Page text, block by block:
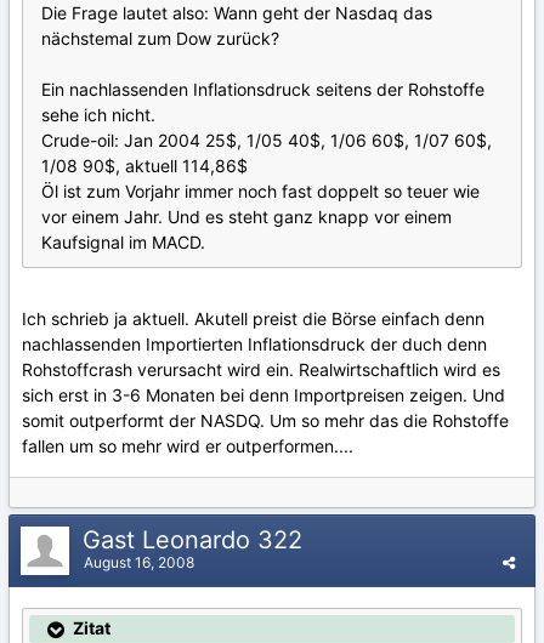
Die Frage lautet also: Wann geht der Nasdaq das
nächstemal zum Dow zurück?
Ein nachlassenden Inflationsdruck seitens der Rohstoffe
sehe ich nicht.
Crude-oil: Jan 2004 25$, 1/05 40$, 1/06 60$, 1/07 60$,
1/08 90$, aktuell 114,86$
Öl ist zum Vorjahr immer noch fast doppelt so teuer wie
vor einem Jahr. Und es steht ganz knapp vor einem
Kaufsignal im MACD.
Ich schrieb ja aktuell. Akutell preist die Börse einfach denn
nachlassenden Importierten Inflationsdruck der duch denn
Rohstoffcrash verursacht wird ein. Realwirtschaftlich wird es
sich erst in 3-6 Monaten bei denn Importpreisen zeigen. Und
somit outperformt der NASDQ. Um so mehr das die Rohstoffe
fallen um so mehr wird er outperformen....
Gast Leonardo 322
August 16, 2008
Zitat